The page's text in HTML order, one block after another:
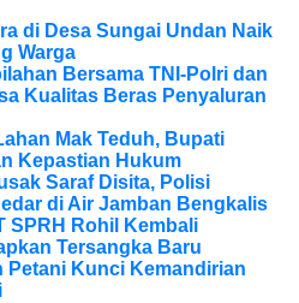
di Desa Sungai Undan Naik
Warga
Bersama TNI-Polri dan
Kualitas Beras Penyaluran
Mak Teduh, Bupati
Kepastian Hukum
Saraf Disita, Polisi
di Air Jamban Bengkalis
SPRH Rohil Kembali
Tersangka Baru
Petani Kunci Kemandirian